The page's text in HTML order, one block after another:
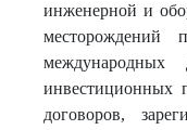
инженерной и
месторождений
международных
инвестиционных
договоров,